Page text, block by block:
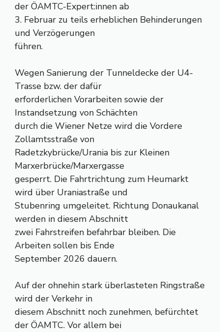
der ÖAMTC-Expert:innen ab
3. Februar zu teils erheblichen Behinderungen
und Verzögerungen
führen.
Wegen Sanierung der Tunneldecke der U4-
Trasse bzw. der dafür
erforderlichen Vorarbeiten sowie der
Instandsetzung von Schächten
durch die Wiener Netze wird die Vordere
Zollamtsstraße von
Radetzkybrücke/Urania bis zur Kleinen
Marxerbrücke/Marxergasse
gesperrt. Die Fahrtrichtung zum Heumarkt
wird über Uraniastraße und
Stubenring umgeleitet. Richtung Donaukanal
werden in diesem Abschnitt
zwei Fahrstreifen befahrbar bleiben. Die
Arbeiten sollen bis Ende
September 2026 dauern.
Auf der ohnehin stark überlasteten Ringstraße
wird der Verkehr in
diesem Abschnitt noch zunehmen, befürchtet
der ÖAMTC. Vor allem bei